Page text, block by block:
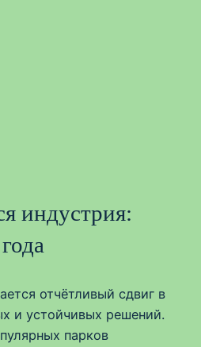
индустрия:
отчётливый сдвиг в
и устойчивых решений.
парков